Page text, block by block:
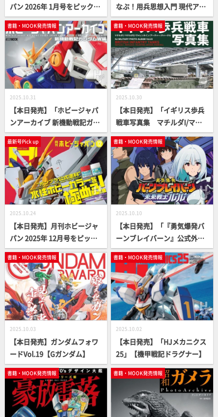
パン 2026年 1月号をピックア
ップ！一年に一度の日本最大
級のガンプラコンテスト「第
28回 全日本オラザク選手権」
の審査結果が発表
なぶ！用兵思想入門 現代アメ
リカ海兵隊の戦い方編」【ア
メリカ海兵隊はなぜ大変革を
進めるのか？】
書籍・MOOK発売情報
2025.10.31
【本日発売】「ホビージャパ
ンアーカイブ 新機動戦記ガン
ダムW編」
書籍・MOOK発売情報
2025.10.30
【本日発売】「イギリス歩兵
戦車写真集 マチルダI/マチ
ルダII/ヴァレンタイン/アーチ
ャー/ チャーチル」【HJ MILI
TARY PHOTO ALBUM】
最新号Pick up
2025.10.24
【本日発売】月刊ホビージャ
パン 2025年 12月号をピック
アップ！
書籍・MOOK発売情報
2025.10.10
【本日発売】「『勇気爆発バ
ーンブレイバーン』公式外伝
未来戦士ルル」【小説】
書籍・MOOK発売情報
2025.10.03
【本日発売】ガンダムフォワ
ードVol.19【Gガンダム】
書籍・MOOK発売情報
2025.10.02
【本日発売】「HJメカニクス
25」【機甲戦記ドラグナー】
書籍・MOOK発売情報 書籍・MOOK発売情報